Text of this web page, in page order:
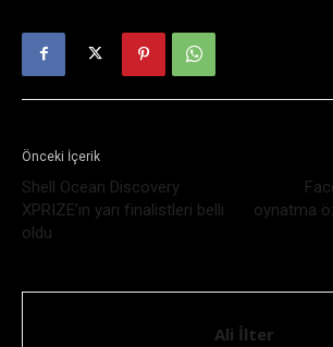
Önceki İçerik
Shell Ocean Discovery
XPRIZE’ın yarı finalistleri belli
oldu
oynatma
Ali İlter